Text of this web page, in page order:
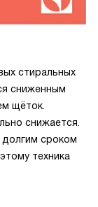
стиральных
сниженным
щёток.
снижается.
долгим сроком
техника